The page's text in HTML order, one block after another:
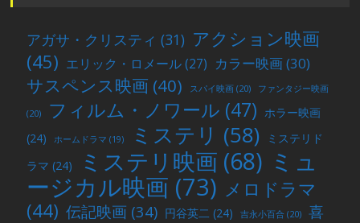
アガサ・クリスティ (31) アクション映画
(45) エリック・ロメール(27) カラー映画(30)
サスペンス映画 (40) スパイ映画 (20) ファンタジー映画
(20) フィルム・ノワール (47) ホラー映画
(24)
ホームドラマ (19) ミステリ (58)
ミステリド
ラマ (24) ミステリ映画 (68) ミュ
ージカル映画 (73) メロドラマ
(44) 伝記映画 (34) 円谷英二 (24) 吉永小百合 (20)
喜